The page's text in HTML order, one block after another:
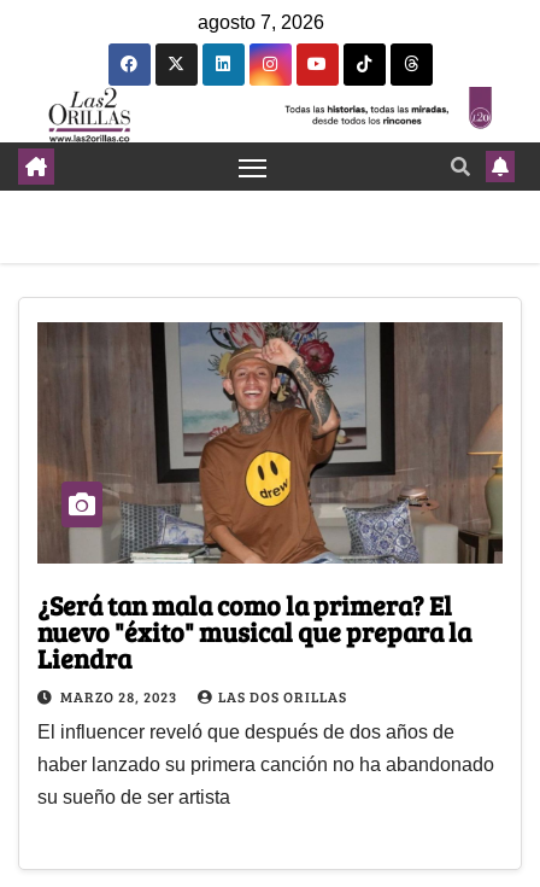
agosto 7, 2026
¿Será tan mala como la primera? El
nuevo "éxito" musical que prepara la
Liendra
MARZO 28, 2023 LAS DOS ORILLAS
El influencer reveló que después de dos años de
haber lanzado su primera canción no ha abandonado
su sueño de ser artista